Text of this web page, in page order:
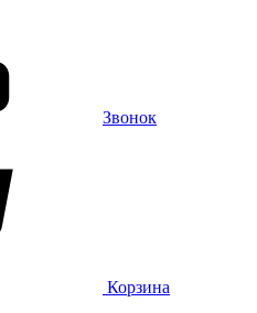
Звонок
Корзина